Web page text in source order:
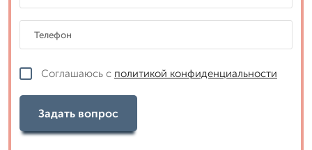
Соглашаюсь с политикой конфиденциальности
Задать вопрос